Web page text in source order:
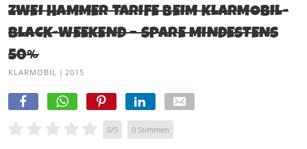
ZWEI HAMMER TARIFE BEIM KLARMOBIL-
BLACK-WEEKEND – SPARE MINDESTENS
50%
KLARMOBIL | 2015
0/5 0 Stimmen